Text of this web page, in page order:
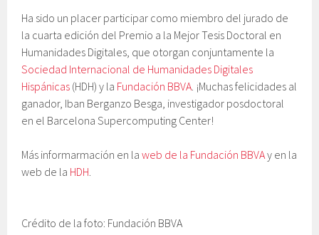
Ha sido un placer participar como miembro del jurado de
la cuarta edición del Premio a la Mejor Tesis Doctoral en
Humanidades Digitales, que otorgan conjuntamente la
Sociedad Internacional de Humanidades Digitales
Hispánicas (HDH) y la Fundación BBVA . ¡Muchas felicidades al
ganador, Iban Berganzo Besga, investigador posdoctoral
en el Barcelona Supercomputing Center!
Más informarmación en laweb de la Fundación BBVAy en la
web de la HDH
Crédito de la foto: Fundación BBVA